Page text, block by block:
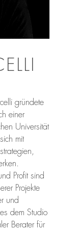
gründete
einer
Universität
mit
Profit sind
Projekte
und
dem Studio
Berater für